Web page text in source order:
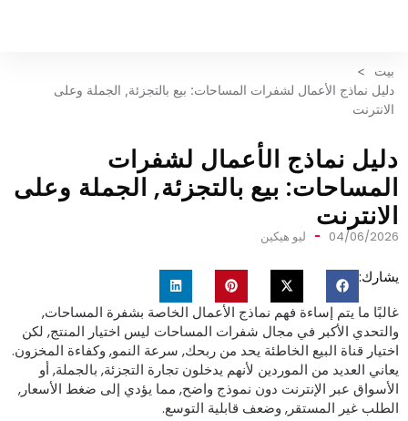
بيت >
دليل نماذج الأعمال لشفرات المساحات: بيع بالتجزئة, الجملة وعلى
الانترنت
نماذج الأعمال لشفرات
بيع بالتجزئة, الجملة وعلى
04/06/ ليو هيكين
ما يتم إساءة فهم نماذج الأعمال الخاصة بشفرة المساحات,
الأكبر في مجال شفرات المساحات ليس اختيار المنتج, لكن
قناة البيع الخاطئة يحد من ربحك, سرعة النمو, وكفاءة المخزون.
العديد من الموردين لأنهم يدخلون تجارة التجزئة, بالجملة, أو
عبر الإنترنت دون نموذج واضح, مما يؤدي إلى ضغط الأسعار,
غير المستقر, وضعف قابلية التوسع.